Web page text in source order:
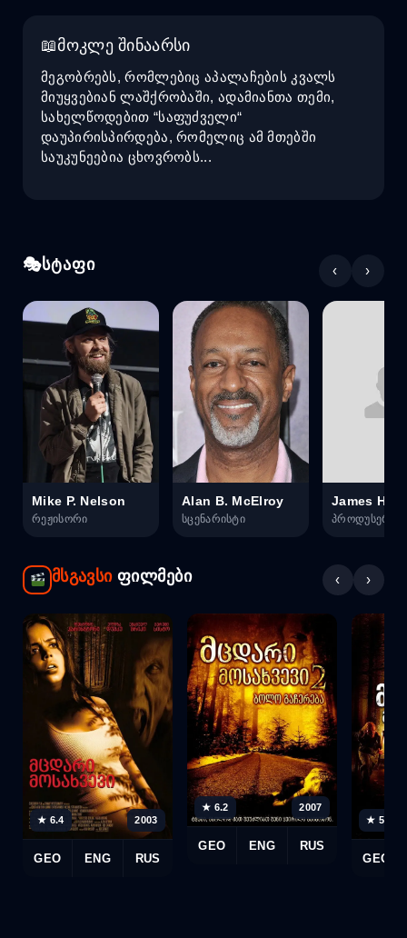
მოკლე შინაარსი
მეგობრებს, რომლებიც აპალაჩების კვალს
მიუყვებიან ლაშქრობაში, ადამიანთა თემი,
სახელწოდებით “საფუძველი“
დაუპირისპირდება, რომელიც ამ მთებში
საუკუნეებია ცხოვრობს...
სტაფი ‹ ›
Mike P. Nelson
რეჟისორი
Alan B. McElroy
სცენარისტი
James
პროდუსერი
მსგავსიფილმები ‹ ›
★ 6.4 2003
GEO ENG RUS
★ 6.2 2007
GEO ENG RUS
★ 5.7
GEO